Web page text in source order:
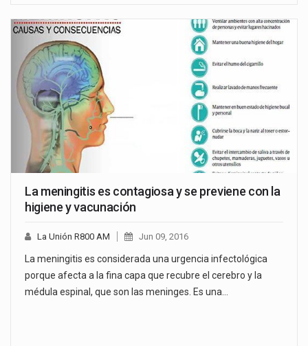
La meningitis es contagiosa y se previene con la
higiene y vacunación
La Unión R800 AM Jun 09, 2016
La meningitis es considerada una urgencia infectológica
porque afecta a la fina capa que recubre el cerebro y la
médula espinal, que son las meninges. Es una…